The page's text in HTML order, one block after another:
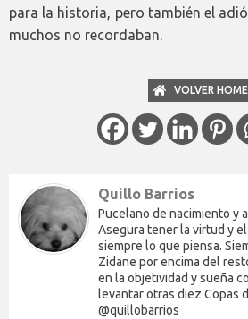
para la historia, pero también el
muchos no recordaban.
VOLVER HOME
Quillo Barrios
Pucelano de nacimiento y
Asegura tener la virtud y
siempre lo que piensa.
Zidane por encima del
en la objetividad y sueña
levantar otras diez Copas
@quillobarrios